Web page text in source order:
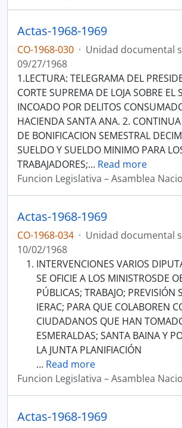
Actas-1968-1969
CO-1968-030 · Unidad documental
09/27/1968
1.LECTURA: TELEGRAMA DEL
CORTE SUPREMA DE LOJA SOBRE EL
INCOADO POR DELITOS
HACIENDA SANTA ANA. 2.
DE BONIFICACION SEMESTRAL
SUELDO Y SUELDO MINIMO PARA
TRABAJADORES;… Read more
Funcion Legislativa – Asamblea
Actas-1968-1969
CO-1968-034 · Unidad documental
10/02/1968
INTERVENCIONES VARIOS
SE OFICIE A LOS MINISTROSDE
PÚBLICAS; TRABAJO; PREVISIÓN
IERAC; PARA QUE COLABOREN
CIUDADANOS QUE HAN
ESMERALDAS; SANTA BAINA Y
LA JUNTA PLANIFIACIÓN
… Read more
Funcion Legislativa – Asamblea
Actas-1968-1969